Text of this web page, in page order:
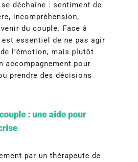
déchaîne : sentiment de
incompréhension,
du couple. Face à
essentiel de ne pas agir
l’émotion, mais plutôt
accompagnement pour
prendre des décisions
: une aide pour
par un thérapeute de